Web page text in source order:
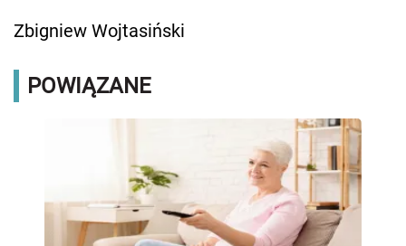
Zbigniew Wojtasiński
POWIĄZANE